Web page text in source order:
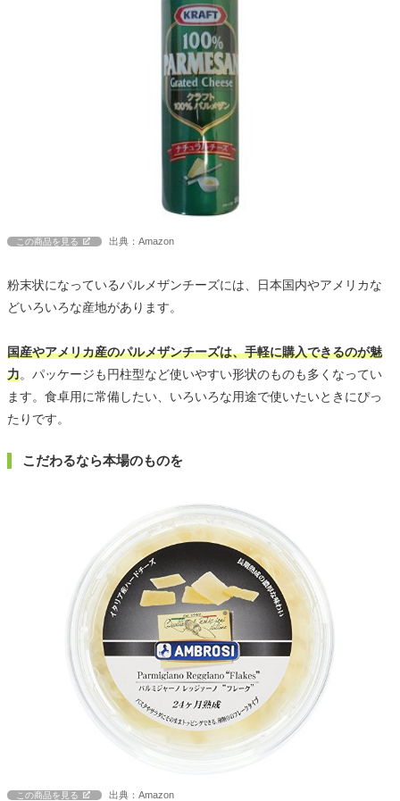
この商品を見る 出典：Amazon
粉末状になっているパルメザンチーズには、日本国内やアメリカな
どいろいろな産地があります。
国産やアメリカ産のパルメザンチーズは、手軽に購入できるのが魅
力。パッケージも円柱型など使いやすい形状のものも多くなってい
ます。食卓用に常備したい、いろいろな用途で使いたいときにぴっ
たりです。
こだわるなら本場のものを
この商品を見る 出典：Amazon